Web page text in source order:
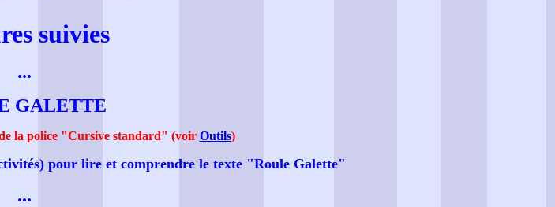
suivies
...
GALETTE
la police "Cursive standard" (voir Outils)
pour lire et comprendre le texte "Roule Galette"
...